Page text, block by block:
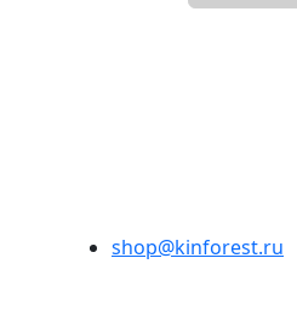
shop@kinforest.ru